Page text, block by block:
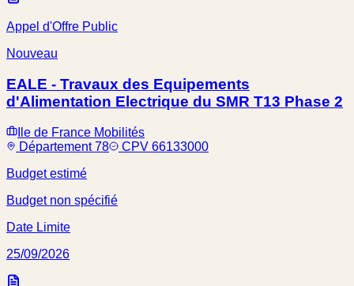
Appel d'Offre Public
Nouveau
EALE - Travaux des Equipements
d'Alimentation Electrique du SMR T13 Phase 2
Ile de France Mobilités
Département 78
CPV 66133000
Budget estimé
Budget non spécifié
Date Limite
25/09/2026